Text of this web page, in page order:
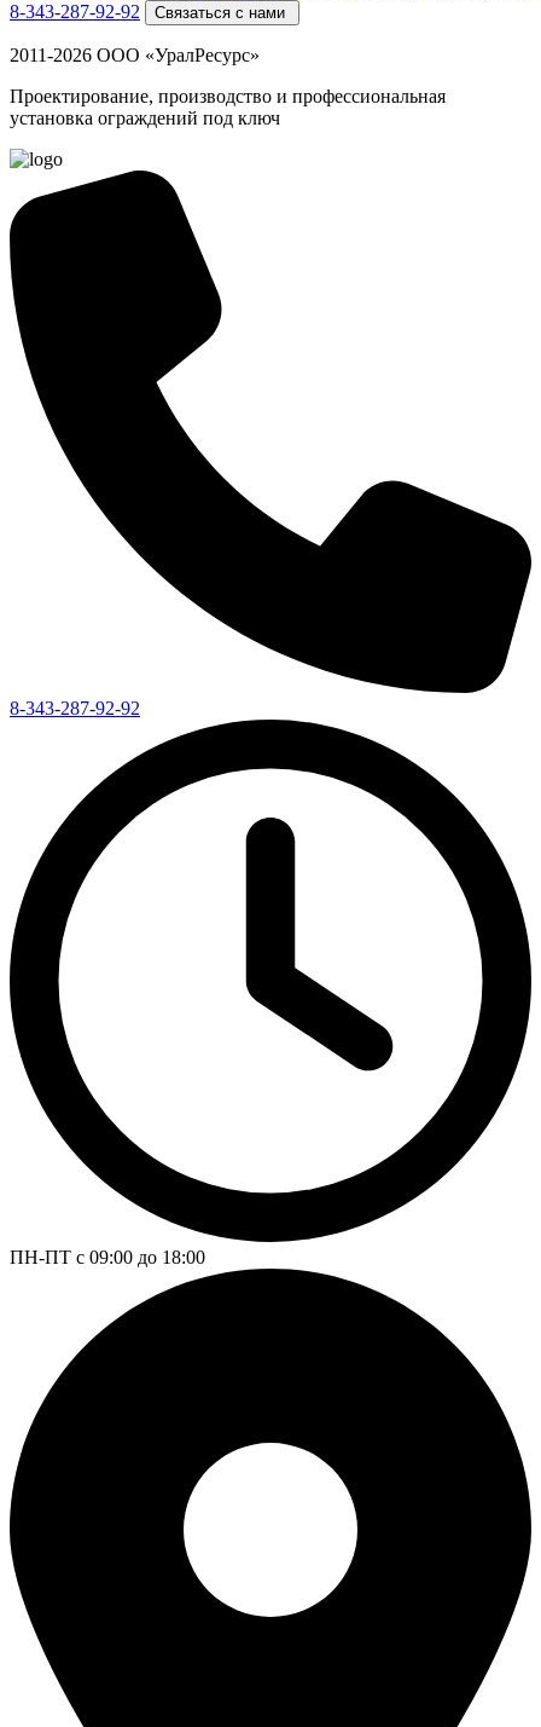
8-343-287-92-92
Связаться с нами
2011-2026 ООО «УралРесурс»
Проектирование, производство и профессиональная
установка ограждений под ключ
8-343-287-92-92
ПН-ПТ с 09:00 до 18:00